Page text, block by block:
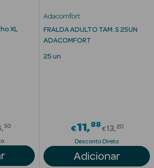
XL
reduced from
50
Adacomfort
FRALDA ADULTO TAM. S 25UN
ADACOMFORT
25 un
€11 88Price
€13 20
Desconto Direto
Adicionar